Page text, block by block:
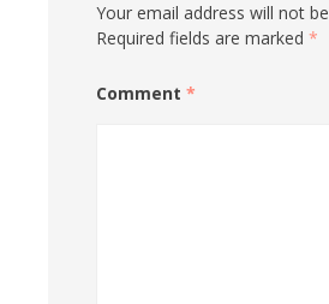
Your email address will not
Required fields are marked *
Comment *